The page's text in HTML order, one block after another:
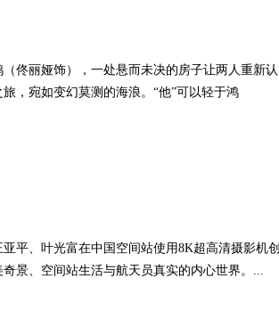
佟丽娅饰），一处悬而未决的房子让两人重新认
，宛如变幻莫测的海浪。“他”可以轻于鸿
平、叶光富在中国空间站使用8K超高清摄影机创
景、空间站生活与航天员真实的内心世界。...